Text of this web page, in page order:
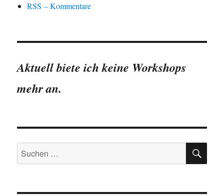
RSS – Kommentare
Aktuell biete ich keine Workshops
mehr an.
Suchen
nach: